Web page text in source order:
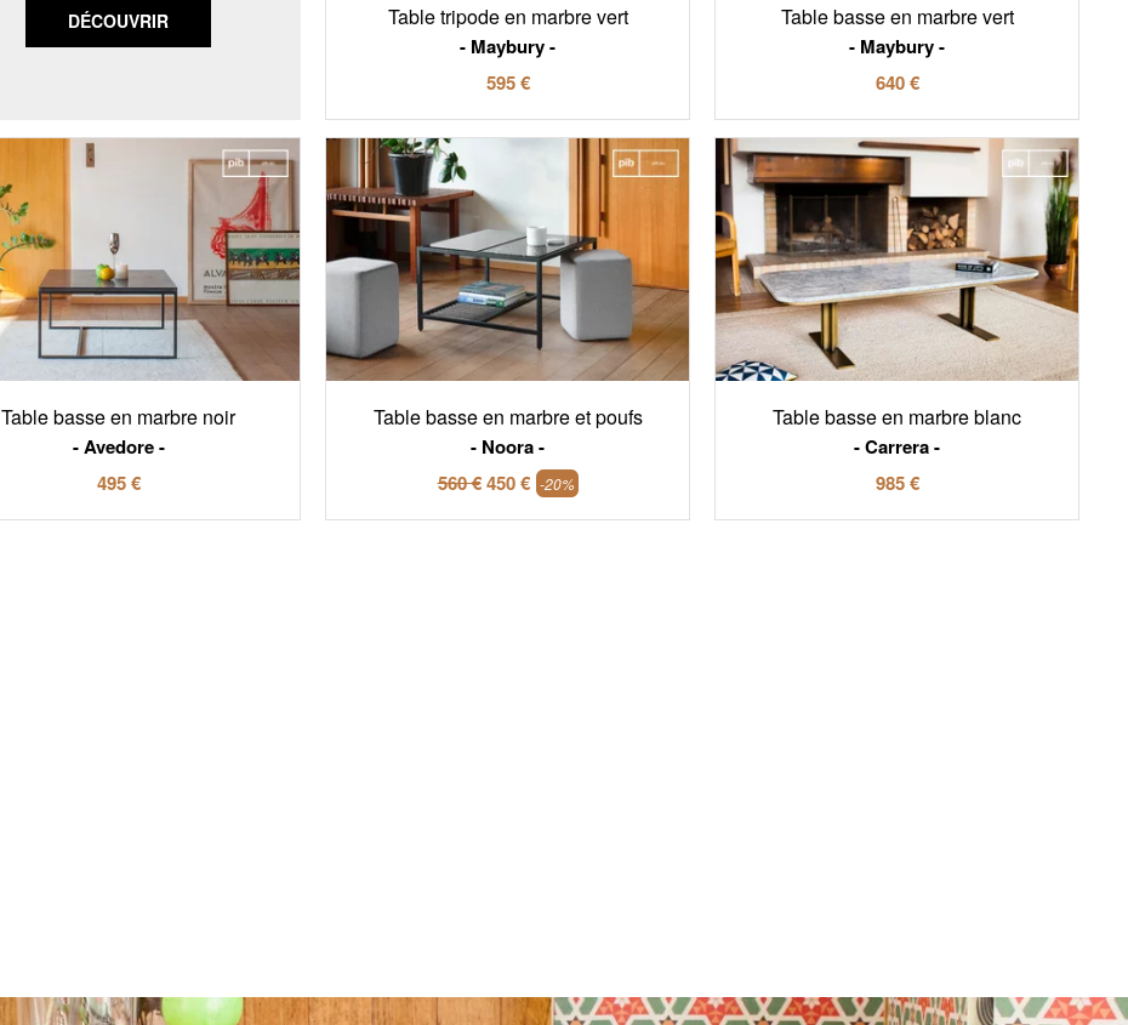
DÉCOUVRIR Table tripode en marbre vert
Maybury
595 €
Table basse en marbre vert
Maybury
640 €
Table basse en marbre noir
Avedore
495 €
Table basse en marbre et poufs
Noora
560 €450 € -20%
Table basse en marbre blanc
Carrera
985 €